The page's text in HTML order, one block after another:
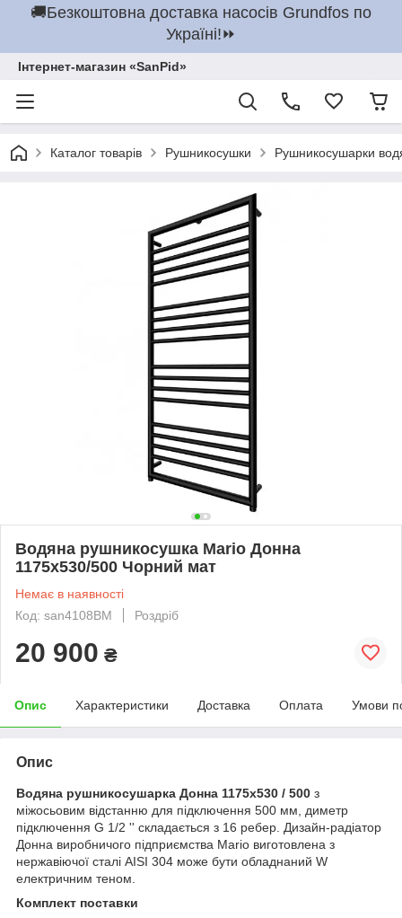
🚚Безкоштовна доставка насосів Grundfos по
Україні!⏩
Інтернет-магазин «SanPid»
Каталог товарів Рушникосушки Рушникосушарки
Водяна рушникосушка Mario Донна
1175x530/500 Чорний мат
Немає в наявності
Код: san4108BM
Роздріб
20 900 ₴
Опис Характеристики Доставка Оплата Умови
Опис
Водяна рушникосушарка Донна 1175x530 / 500 з
міжосьовим відстанню для підключення 500 мм, диметр
підключення G 1/2 '' складається з 16 ребер. Дизайн-радіатор
Донна виробничого підприємства Mario виготовлена з
нержавіючої сталі АІSI 304 може бути обладнаний W
електричним теном.
Комплект поставки